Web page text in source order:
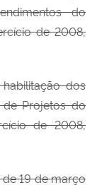
do
de 2008,
dos
de Projetos do
de 2008,
de 19 de março